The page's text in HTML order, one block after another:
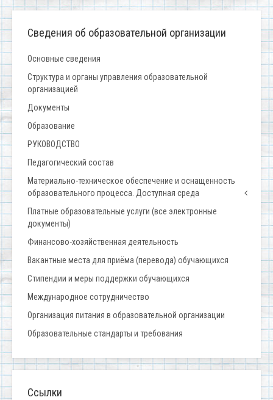
Сведения об образовательной организации
Основные сведения
Структура и органы управления образовательной
организацией
Документы
Образование
РУКОВОДСТВО
Педагогический состав
Материально-техническое обеспечение и оснащенность
образовательного процесса. Доступная среда
Платные образовательные услуги (все электронные
документы)
Финансово-хозяйственная деятельность
Вакантные места для приёма (перевода) обучающихся
Стипендии и меры поддержки обучающихся
Международное сотрудничество
Организация питания в образовательной организации
Образовательные стандарты и требования
Ссылки